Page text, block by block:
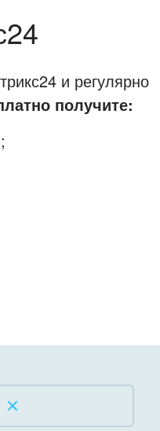
и регулярно
получите: